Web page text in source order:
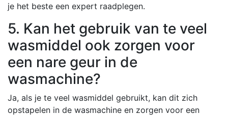
je het beste een expert raadplegen.
5. Kan het gebruik van te veel
wasmiddel ook zorgen voor
een nare geur in de
wasmachine?
Ja, als je te veel wasmiddel gebruikt, kan dit zich
opstapelen in de wasmachine en zorgen voor een